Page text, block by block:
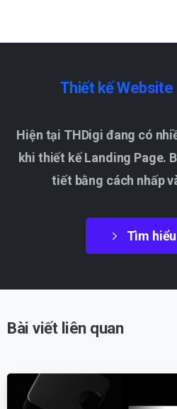
Thiết kếWebsite
Hiện tại THDigi đang có
khi thiết kế Landing Page.
tiết bằng cách nhấp
Tìm
Bài viết liên quan